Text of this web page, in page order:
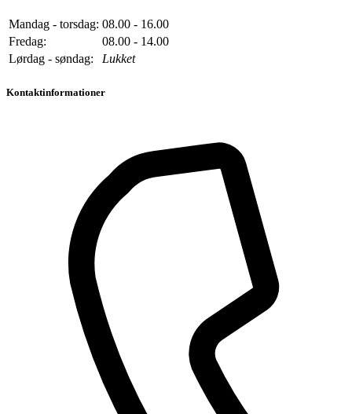
Mandag - torsdag: 08.00 - 16.00
Fredag:
08.00 - 14.00
Lørdag - søndag:
Lukket
Kontaktinformationer